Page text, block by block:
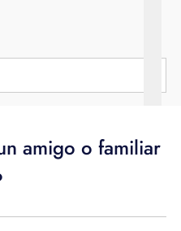
amigo o familiar